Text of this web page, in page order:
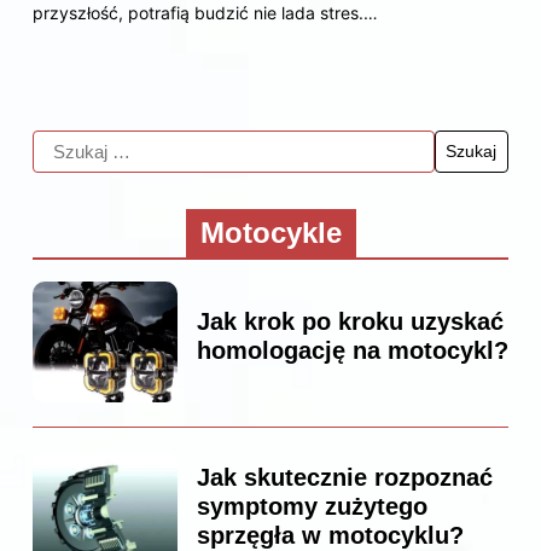
przyszłość, potrafią budzić nie lada stres.…
Motocykle
Jak krok po kroku uzyskać
homologację na motocykl?
Jak skutecznie rozpoznać
symptomy zużytego
sprzęgła w motocyklu?